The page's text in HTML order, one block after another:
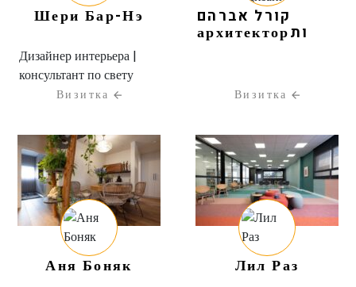
Шери Бар-Нэ
Дизайнер интерьера |
консультант по свету
Визитка
קורל אברהם
архитекторות
Визитка
Аня Боняк Лил Раз